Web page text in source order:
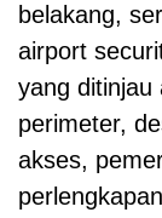
belakang,
airport
yang ditinjau
perimeter,
akses,